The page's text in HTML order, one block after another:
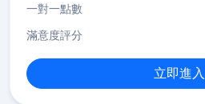
一對一點數
滿意度評分
立即進入